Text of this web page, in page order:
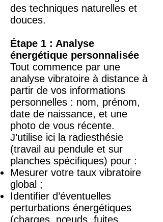
des techniques naturelles et
douces.
Étape 1 : Analyse
énergétique personnalisée
Tout commence par une
analyse vibratoire à distance à
partir de vos informations
personnelles : nom, prénom,
date de naissance, et une
photo de vous récente.
J’utilise ici la radiesthésie
(travail au pendule et sur
planches spécifiques) pour :
Mesurer votre taux vibratoire
global ;
Identifier d’éventuelles
perturbations énergétiques
(charges, nœuds, fuites,